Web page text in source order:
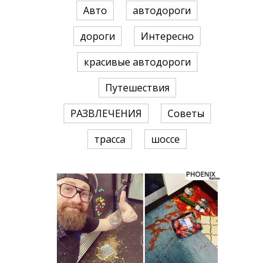
Авто
автодороги
дороги
Интересно
красивые автодороги
Путешествия
РАЗВЛЕЧЕНИЯ
Советы
трасса
шоссе